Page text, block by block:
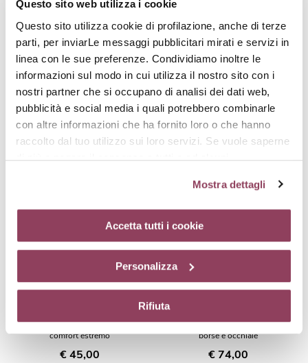
Questo sito web utilizza i cookie
Questo sito utilizza cookie di profilazione, anche di terze
parti, per inviarLe messaggi pubblicitari mirati e servizi in
linea con le sue preferenze. Condividiamo inoltre le
informazioni sul modo in cui utilizza il nostro sito con i
nostri partner che si occupano di analisi dei dati web,
pubblicità e social media i quali potrebbero combinarle
con altre informazioni che ha fornito loro o che hanno
raccolto dal tuo utilizzo sui loro servizi. Se vuole saperne
di più o negare il consenso a tutti o ad alcuni
cliccando sul tasto “Accetta tutti i cookie”. Se non vuole i
cookie di profilazione può negare il consenso sul tasto
“Rifiuta”. Chiudendo questo banner tramite l’apposito
comando “X” continuerai la navigazione del sito in
diversi da quelli tecnici.
Mostra dettagli
Accetta tutti i cookie
Personalizza
Rifiuta
Glow-Sérum (30 ml.)
Siero rivelatore della luminosità, ideale
durante i periodi di stress e fatica.
L'intesa perfetta
Maschera nutriente occhi,
comfort estremo
€ 45,00
Prodotto globale per rughe,
borse e occhiaie
€ 74,00